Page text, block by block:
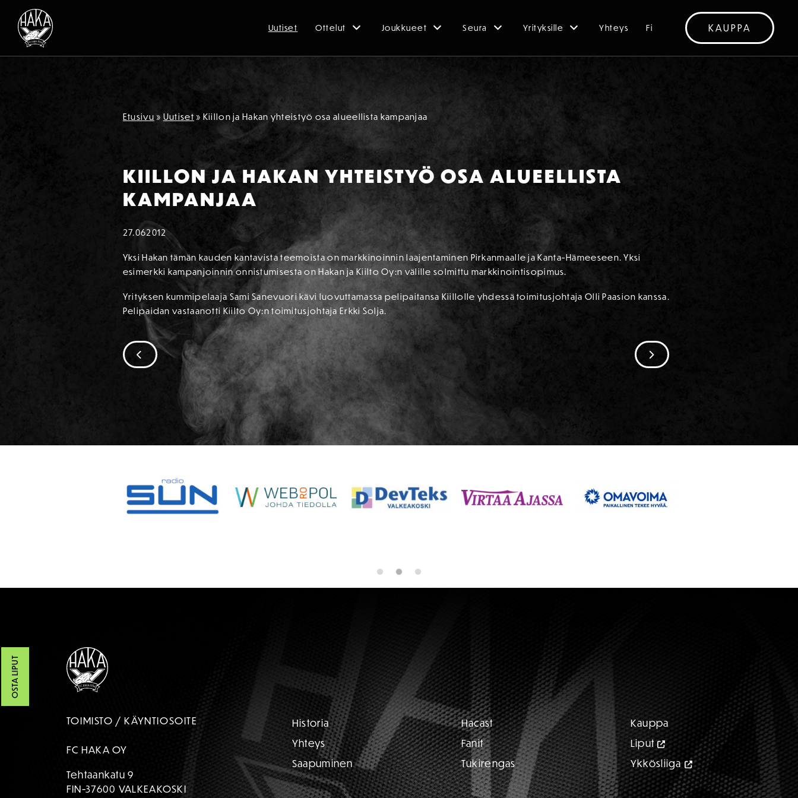
Siirry sisältöön
Uutiset Ottelut Joukkueet Seura Yrityksille Yhteys Fi KAUPPA
Etusivu » Uutiset » Kiillon ja Hakan yhteistyö osa alueellista kampanjaa
KIILLON JA HAKAN YHTEISTYÖ OSA ALUEELLISTA
KAMPANJAA
27.062012
Yksi Hakan tämän kauden kantavista teemoista on markkinoinnin laajentaminen Pirkanmaalle ja Kanta-Hämeeseen. Yksi
esimerkki kampanjoinnin onnistumisesta on Hakan ja Kiilto Oy:n välille solmittu markkinointisopimus.
Yrityksen kummipelaaja Sami Sanevuori kävi luovuttamassa pelipaitansa Kiillolle yhdessä toimitusjohtaja Olli Paasion kanssa.
Pelipaidan vastaanotti Kiilto Oy:n toimitusjohtaja Erkki Solja.
SIIRRY SEURAAVAAN
SIIRRY EDELLISEEN
OSTA LIPUT
TOIMISTO / KÄYNTIOSOITE
FC HAKA OY
Tehtaankatu 9
FIN-37600 VALKEAKOSKI
Historia
Yhteys
Saapuminen
Hacast
Fanit
Tukirengas
Kauppa
Liput
Ykkösliiga